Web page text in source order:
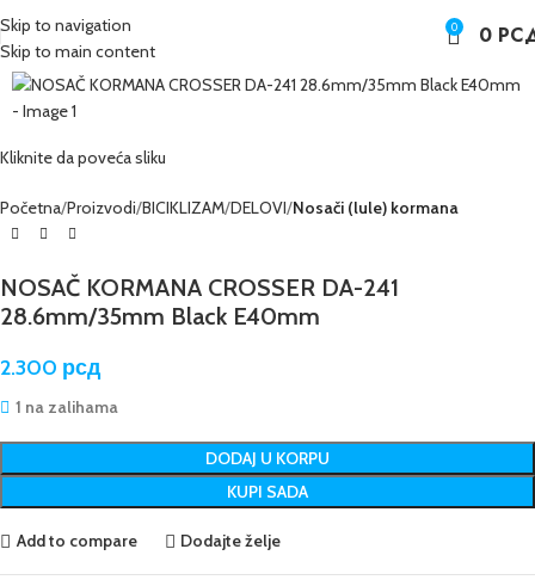
Skip to navigation
Skip to main content
0 0
Kliknite da poveća sliku
Početna Proizvodi BICIKLIZAM DELOVI Nosači (lule) kormana
NOSAČ KORMANA CROSSER DA-241
28.6mm/35mm Black E40mm
2.300 рсд
1 na zalihama
DODAJ U KORPU
KUPI SADA
Add to compare Dodajte želje